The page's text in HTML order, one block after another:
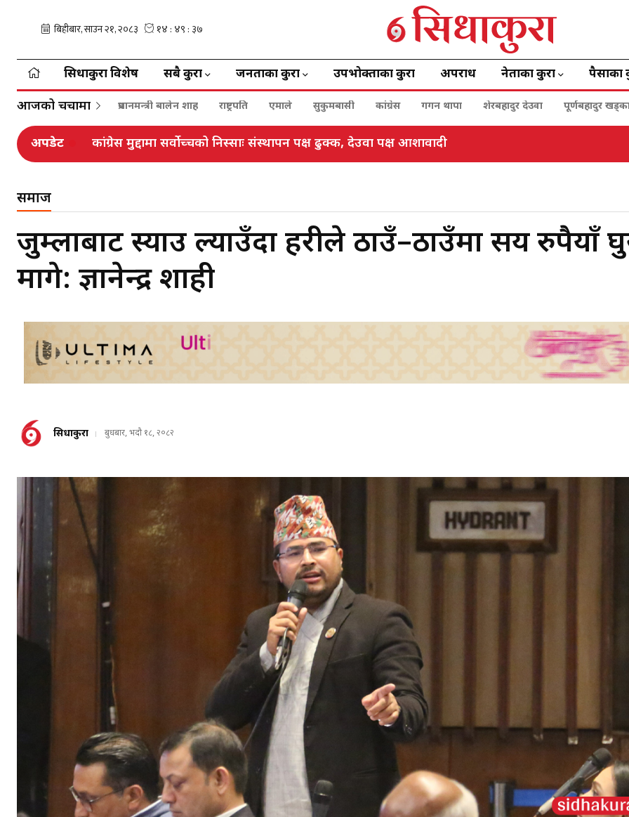
सिधाकुरा विशेष सबै कुरा जनताका कुरा उपभोक्ताका कुरा अपराध नेताका कुरा पैसाका
आजको चर्चामा प्रधानमन्त्री बालेन शाह राष्ट्रपति एमाले सुकुमबासी कांग्रेस गगन थापा शेरबहादुर देउवा पूर्णबहादुर
अपडेट कांग्रेस मुद्दामा सर्वोच्चको निस्साः संस्थापन पक्ष ढुक्क, देउवा पक्ष आशावादी
समाज
जुम्लाबाट स्याउ ल्याउँदा प्रहरीले ठाउँ–ठाउँमा सय रुपैयाँ
मागे: ज्ञानेन्द्र शाही
सिधाकुरा बुधबार, भदौ १८, २०८२